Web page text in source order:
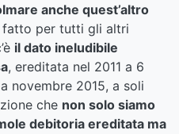
anche quest’altro
fatto per tutti gli altri
il dato ineludibile
, ereditata nel 2011 a 6
novembre 2015, a soli
che non solo siamo
debitoria ereditata ma